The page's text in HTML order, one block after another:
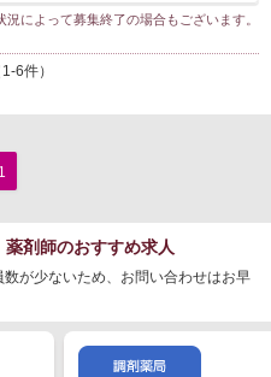
によって募集終了の場合もございます。
6件）
1
剤師のおすすめ求人
が少ないため、お問い合わせはお早